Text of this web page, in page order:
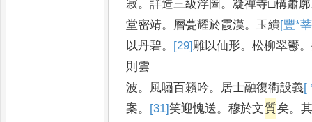
寂。詳造三級浮圖 。凝禪寺□構蕭廓
堂密靖。 層甍耀於霞漢。 玉繢[豐*
以丹碧。 [29] 雕以仙形。松柳翠鬱。
則雲
波。 風嘯百籟吟。 居士融復衢設義[
案。 [31]笑迎愧送。穆於文質矣。